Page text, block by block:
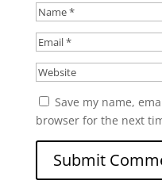
Save my name,
browser for the next